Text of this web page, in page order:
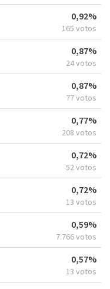
0,92%
165 votos
0,87%
24 votos
0,87%
77 votos
0,77%
208 votos
0,72%
52 votos
0,72%
13 votos
0,59%
7.766 votos
0,57%
13 votos